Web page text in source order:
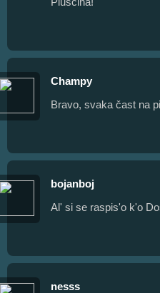
Champy
Bravo, svaka čast na
bojanboj
Al' si se raspis'o k'o
nesss